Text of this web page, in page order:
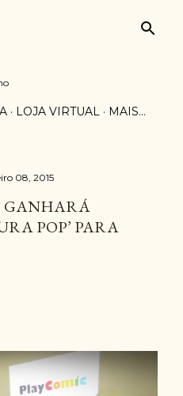
LOJA VIRTUAL MAIS…
08, 2015
GANHARÁ
POP’ PARA